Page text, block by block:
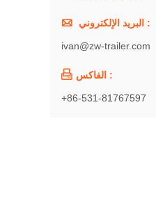
 البريد الإلكتروني :
ivan@zw-trailer.com
 الفاكس :
+86-531-81767597